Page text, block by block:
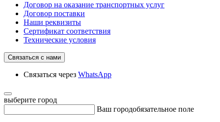
Договор на оказание транспортных услуг
Договор поставки
Наши реквизиты
Сертификат соответствия
Технические условия
Связаться с нами
Связаться через WhatsApp
выберите город
Ваш городобязательное поле